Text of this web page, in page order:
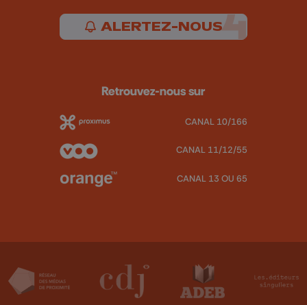
ALERTEZ-NOUS
Retrouvez-nous sur
CANAL 10/166
CANAL 11/12/55
CANAL 13 OU 65